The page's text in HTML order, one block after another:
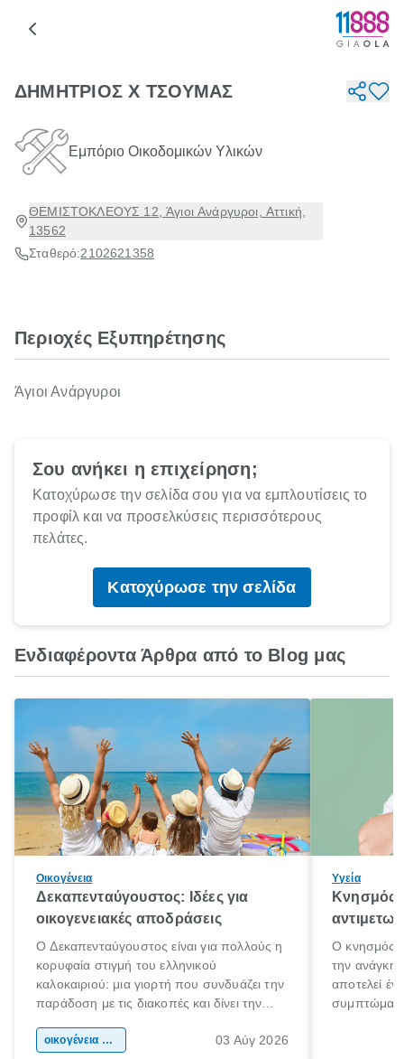
ΔΗΜΗΤΡΙΟΣ Χ ΤΣΟΥΜΑΣ
Εμπόριο Οικοδομικών Υλικών
ΘΕΜΙΣΤΟΚΛΕΟΥΣ 12, Άγιοι Ανάργυροι, Αττική,
13562
Σταθερό:2102621358
Περιοχές Εξυπηρέτησης
Άγιοι Ανάργυροι
Σου ανήκει η επιχείρηση;
Κατοχύρωσε την σελίδα σου για να εμπλουτίσεις το
προφίλ και να προσελκύσεις περισσότερους
πελάτες.
Κατοχύρωσε την σελίδα
Ενδιαφέροντα Άρθρα από το Blog μας
Οικογένεια
Δεκαπενταύγουστος: Ιδέες για
οικογενειακές αποδράσεις
Ο Δεκαπενταύγουστος είναι για πολλούς η
κορυφαία στιγμή του ελληνικού
καλοκαιριού: μια γιορτή που συνδυάζει την
παράδοση με τις διακοπές και δίνει την
χώρας. Είτε πρόκειται για λίγες μέρες
οικογένεια & παιδί 03 Αύγ 2026
Υγεία
Κνησμός:
Ο κνησμός
την ανάγκη
αποτελεί